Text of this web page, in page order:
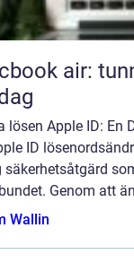
air:
lösen Apple ID: En
ID
säkerhetsåtgärd
Genom att
Wallin